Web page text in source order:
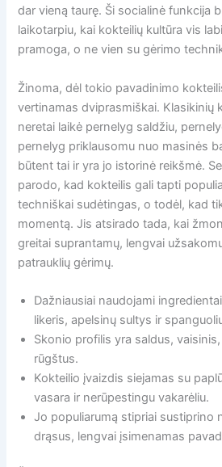
dar vieną taurę. Ši socialinė funkcija
laikotarpiu, kai kokteilių kultūra vis
pramoga, o ne vien su gėrimo
Žinoma, dėl tokio pavadinimo
vertinamas dviprasmiškai. Klasikinių
neretai laikė pernelyg saldžiu,
pernelyg priklausomu nuo masinės
būtent tai ir yra jo istorinė reikšmė.
parodo, kad kokteilis gali tapti
techniškai sudėtingas, o todėl, kad
momentą. Jis atsirado tada, kai
greitai suprantamų, lengvai
patrauklių gėrimų.
Dažniausiai naudojami
likeris, apelsinų sultys ir
Skonio profilis yra saldus,
rūgštus.
Kokteilio įvaizdis siejamas su
vasara ir nerūpestingu vakarėliu.
Jo populiarumą stipriai sustiprino
drąsus, lengvai įsimenamas